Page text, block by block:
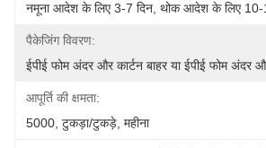
नमूना आदेश के लिए 3-7 दिन, थोक आदेश के लिए 10-
पैकेजिंग विवरण:
ईपीई फोम अंदर और कार्टन बाहर या ईपीई फोम अंदर
आपूर्ति की क्षमता:
5000, टुकड़ा/टुकड़े, महीना